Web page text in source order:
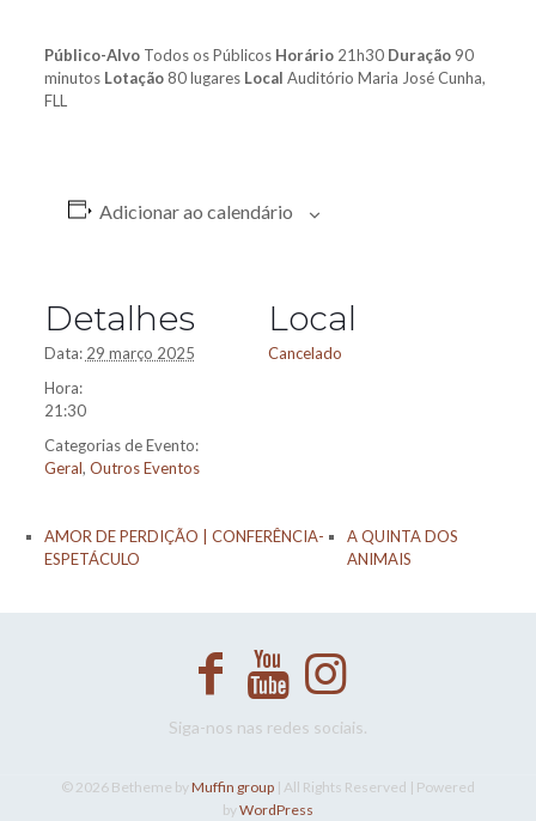
Público-AlvoTodos os Públicos Horário21h30Duração90
minutos Lotação80 lugares Local Auditório Maria José Cunha,
FLL
Adicionar ao calendário
Detalhes
Data: 29 março 2025
Hora:
21:30
Categorias de Evento:
Geral, Outros Eventos
Local
Cancelado
AMOR DE PERDIÇÃO | CONFERÊNCIA-
ESPETÁCULO
A QUINTA DOS
ANIMAIS
Siga-nos nas redes sociais.
© 2026 Betheme byMuffin group | All Rights Reserved | Powered
byWordPress